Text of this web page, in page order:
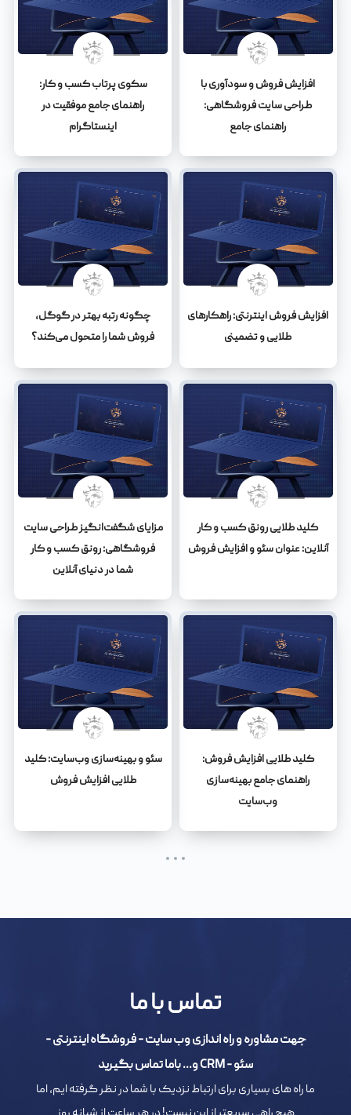
افزایش فروش و سودآوری با
طراحی سایت فروشگاهی:
راهنمای جامع
سکوی پرتاب کسب و کار:
راهنمای جامع موفقیت در
اینستاگرام
افزایش فروش اینترنتی: راهکارهای
طلایی و تضمینی
چگونه رتبه بهتر در گوگل،
فروش شما را متحول می‌کند؟
کلید طلایی رونق کسب و کار
آنلاین: عنوان سئو و افزایش فروش
مزایای شگفت‌انگیز طراحی سایت
فروشگاهی: رونق کسب و کار
شما در دنیای آنلاین
کلید طلایی افزایش فروش:
راهنمای جامع بهینه‌سازی
وب‌سایت
سئو و بهینه‌سازی وب‌سایت: کلید
طلایی افزایش فروش
تماس با ما
جهت مشاوره و راه اندازی وب سایت - فروشگاه اینترنتی -
سئو - CRM و... باما تماس بگیرید
ما راه های بسیاری برای ارتباط نزدیک با شما در نظر گرفته ایم، اما